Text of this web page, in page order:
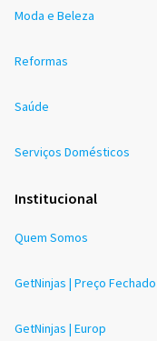
Moda e Beleza
Reformas
Saúde
Serviços Domésticos
Institucional
Quem Somos
GetNinjas | Preço Fechado
GetNinjas | Europ